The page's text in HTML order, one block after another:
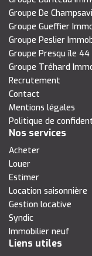
Groupe De
Groupe Gueffier
Groupe Peslier
Groupe Presqu île 44
Groupe Tréhard
Recrutement
Contact
Mentions légales
Politique de
Nos services
Acheter
Louer
Estimer
Location saisonnière
Gestion locative
Syndic
Immobilier neuf
Liens utiles